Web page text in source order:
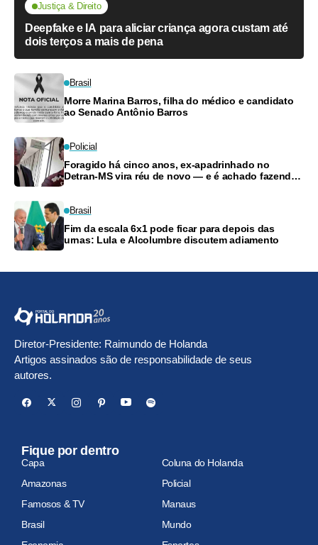
Justiça & Direito
Deepfake e IA para aliciar criança agora custam até
dois terços a mais de pena
Brasil
Morre Marina Barros, filha do médico e candidato
ao Senado Antônio Barros
Policial
Foragido há cinco anos, ex-apadrinhado no
Detran-MS vira réu de novo — e é achado fazendo
Brasil
Fim da escala 6x1 pode ficar para depois das
urnas: Lula e Alcolumbre discutem adiamento
Diretor-Presidente: Raimundo de Holanda
Artigos assinados são de responsabilidade de seus
autores.
Fique por dentro
Capa
Coluna do Holanda
Amazonas
Policial
Famosos & TV
Manaus
Brasil
Mundo